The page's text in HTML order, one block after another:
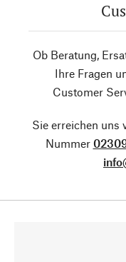
Ob Beratung,
Ihre Fragen
Customer
Sie erreichen uns
Nummer